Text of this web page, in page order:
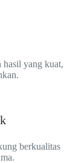
hasil yang kuat,
berkualitas